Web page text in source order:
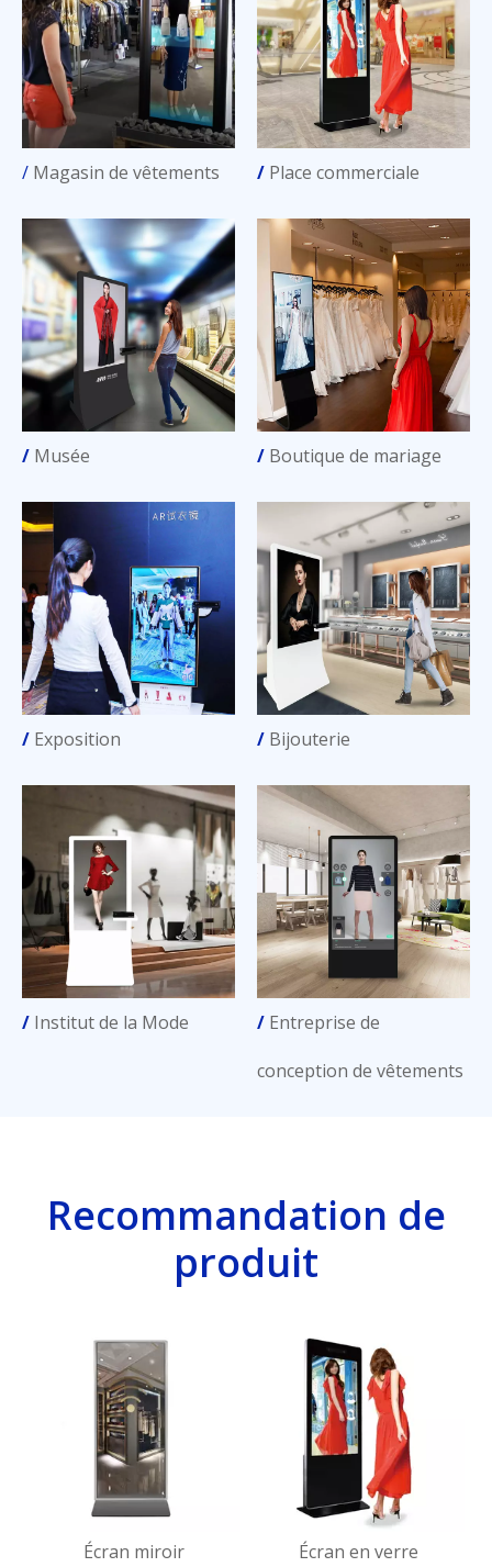
/ Magasin de vêtements / Place commerciale
/ Musée / Boutique de mariage
/ Exposition / Bijouterie
/ Institut de la Mode / Entreprise de
conception de vêtements
Recommandation de
produit
Écran miroir
Écran en verre